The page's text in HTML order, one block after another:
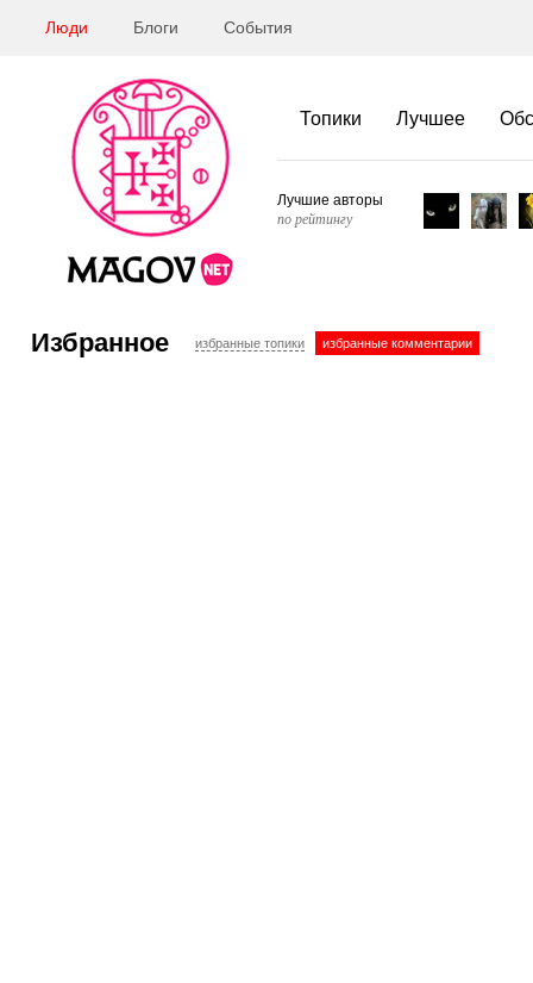
Люди Блоги События
Топики Лучшее
Лучшие авторы
по рейтингу
Избранное избранные топики избранные комментарии